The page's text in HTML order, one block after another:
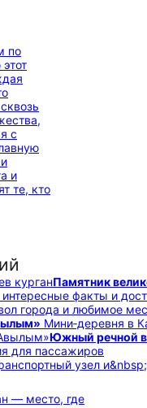
по
с
и
те, кто
Памятник
факты и
города и любимое
Мини‑деревня в
Южный речной
для пассажиров